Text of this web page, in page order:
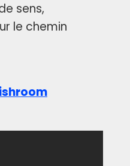
sens,
le chemin